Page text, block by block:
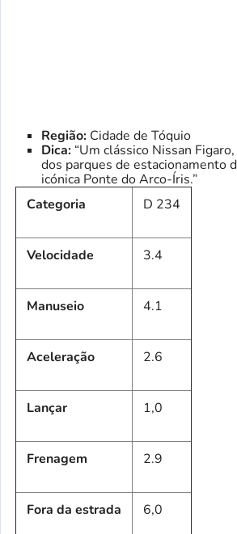
Região: Cidade de Tóquio
Dica: “Um clássico Nissan
dos parques de estacionamento
icónica Ponte do Arco-Íris.”
Categoria
D 234
Velocidade 3.4
Manuseio 4.1
Aceleração 2.6
Lançar 1,0
Frenagem 2.9
Fora da estrada 6,0